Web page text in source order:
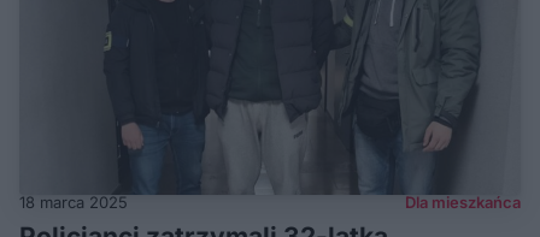
18 marca 2025 Dla mieszkańca